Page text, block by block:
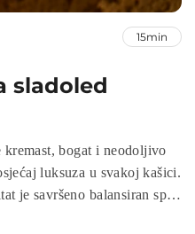
15min
sladoled
bogat i neodoljivo
luksuza u svakoj kašici.
je savršeno balansiran spoj